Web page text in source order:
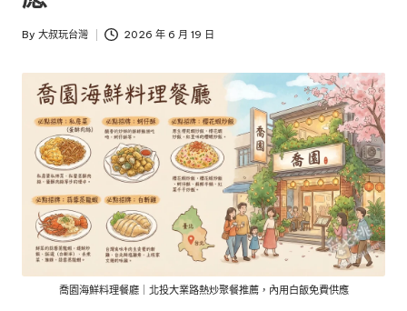
灣
景
食、
交
通、
與
Posted
By 大叔玩台灣 2026 年 6 月 19 日
喬園海鮮料理餐廳｜北投大業路熱炒聚餐推薦，內用白飯免費供應